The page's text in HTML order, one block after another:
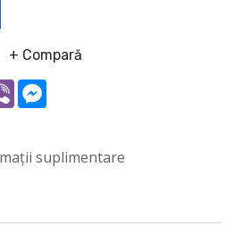
+ Compară
Viber
suplimentare